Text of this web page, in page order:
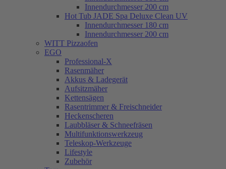
Innendurchmesser 200 cm
Hot Tub JADE Spa Deluxe Clean UV
Innendurchmesser 180 cm
Innendurchmesser 200 cm
WITT Pizzaofen
EGO
Professional-X
Rasenmäher
Akkus & Ladegerät
Aufsitzmäher
Kettensägen
Rasentrimmer & Freischneider
Heckenscheren
Laubbläser & Schneefräsen
Multifunktionswerkzeug
Teleskop-Werkzeuge
Lifestyle
Zubehör